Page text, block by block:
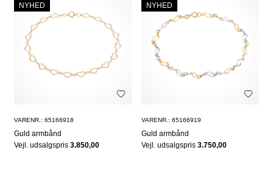
NYHED
VARENR.: 65166918
Guld armbånd
Vejl. udsalgspris 3.850,00
NYHED
VARENR.: 65166919
Guld armbånd
Vejl. udsalgspris3.750,00